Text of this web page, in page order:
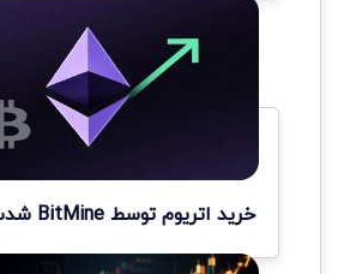
خرید اتریوم توسط BitMine شدت گرفت